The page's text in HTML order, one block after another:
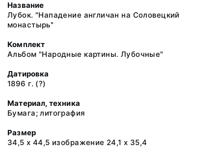
Название
Лубок. "Нападение англичан на Соловецкий
монастырь"
Комплект
Альбом "Народные картины. Лубочные"
Датировка
1896 г. (?)
Материал, техника
Бумага; литография
Размер
34,5 х 44,5 изображение 24,1 х 35,4